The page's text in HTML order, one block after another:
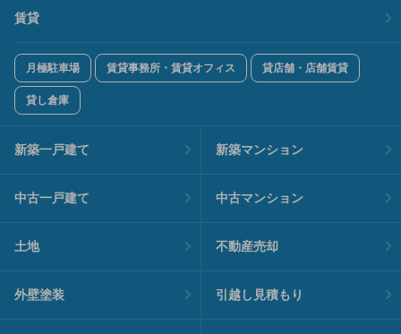
賃貸
月極駐車場 賃貸事務所・賃貸オフィス 貸店舗・店舗賃貸
貸し倉庫
新築一戸建て 新築マンション
中古一戸建て 中古マンション
土地 不動産売却
外壁塗装 引越し見積もり